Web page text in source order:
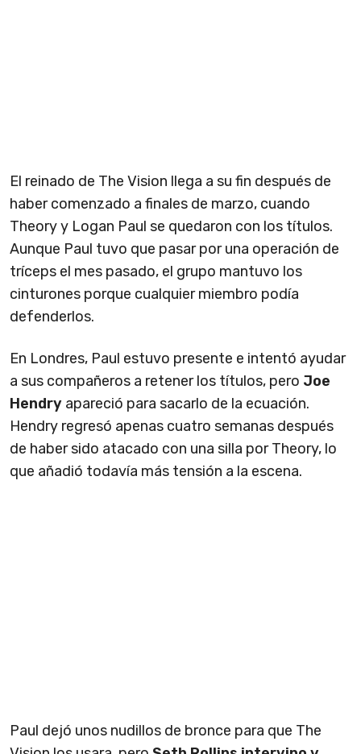
El reinado de The Vision llega a su fin después de
haber comenzado a finales de marzo, cuando
Theory y Logan Paul se quedaron con los títulos.
Aunque Paul tuvo que pasar por una operación de
tríceps el mes pasado, el grupo mantuvo los
cinturones porque cualquier miembro podía
defenderlos.
En Londres, Paul estuvo presente e intentó ayudar
a sus compañeros a retener los títulos, pero Joe
Hendry apareció para sacarlo de la ecuación.
Hendry regresó apenas cuatro semanas después
de haber sido atacado con una silla por Theory, lo
que añadió todavía más tensión a la escena.
Paul dejó unos nudillos de bronce para que The